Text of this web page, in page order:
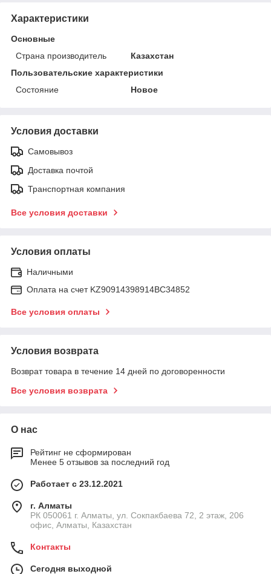
Характеристики
Основные
Страна производитель
Казахстан
Пользовательские характеристики
Состояние
Новое
Условия доставки
Самовывоз
Доставка почтой
Транспортная компания
Все условия доставки
Условия оплаты
Наличными
Оплата на счет KZ90914398914ВС34852
Все условия оплаты
Условия возврата
Возврат товара в течение 14 дней по договоренности
Все условия возврата
О нас
Рейтинг не сформирован
Менее 5 отзывов за последний год
Работает с 23.12.2021
г. Алматы
РК 050061 г. Алматы, ул. Сокпакбаева 72, 2 этаж, 206
офис, Алматы, Казахстан
Контакты
Сегодня выходной